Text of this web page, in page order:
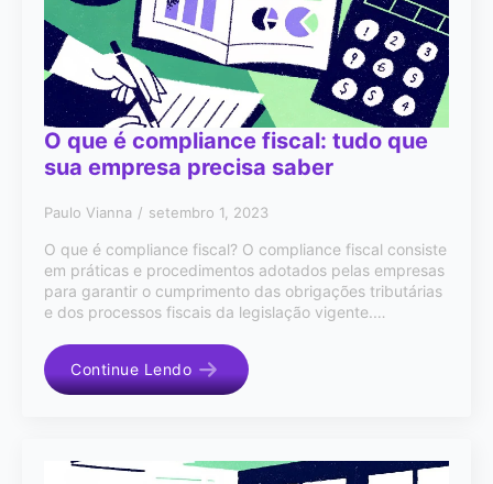
O que é compliance fiscal: tudo que
sua empresa precisa saber
Paulo Vianna setembro 1, 2023
O que é compliance fiscal? O compliance fiscal consiste
em práticas e procedimentos adotados pelas empresas
para garantir o cumprimento das obrigações tributárias
e dos processos fiscais da legislação vigente.…
Continue Lendo